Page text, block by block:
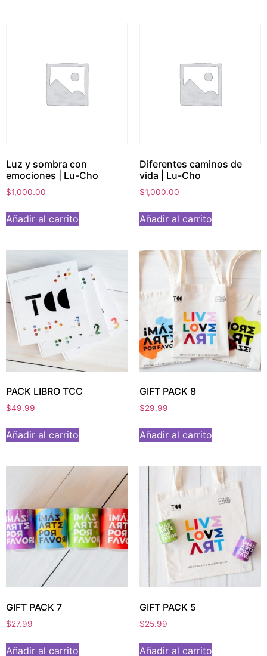
Luz y sombra con
emociones | Lu-Cho
$1,000.00
Añadir al carrito
Diferentes caminos de
vida | Lu-Cho
$1,000.00
Añadir al carrito
PACK LIBRO TCC
$49.99
Añadir al carrito
GIFT PACK 8
$29.99
Añadir al carrito
GIFT PACK 7
$27.99
Añadir al carrito
GIFT PACK 5
$25.99
Añadir al carrito